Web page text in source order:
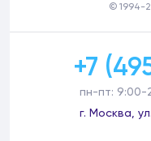
© 1994-
+7
пн-пт: 9:00-
г. Москва,